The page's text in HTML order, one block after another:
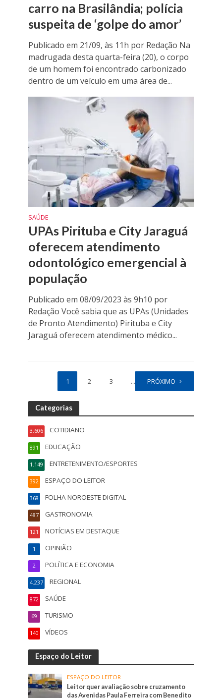
carro na Brasilândia; polícia
suspeita de ‘golpe do amor’
Publicado em 21/09, às 11h por Redação Na
madrugada desta quarta-feira (20), o corpo
de um homem foi encontrado carbonizado
dentro de um veículo em uma área de...
SAÚDE
UPAs Pirituba e City Jaraguá
oferecem atendimento
odontológico emergencial à
população
Publicado em 08/09/2023 às 9h10 por
Redação Você sabia que as UPAs (Unidades
de Pronto Atendimento) Pirituba e City
Jaraguá oferecem atendimento médico...
1 2 3 … 22
PRÓXIMO
Categorias
COTIDIANO
3.606
EDUCAÇÃO
891
ENTRETENIMENTO/ESPORTES
1.149
ESPAÇO DO LEITOR
392
FOLHA NOROESTE DIGITAL
368
GASTRONOMIA
487
NOTÍCIAS EM DESTAQUE
121
OPINIÃO
1
POLÍTICA E ECONOMIA
2
REGIONAL
4.237
SAÚDE
872
TURISMO
69
VÍDEOS
140
Espaço do Leitor
ESPAÇO DO LEITOR
Leitor quer avaliação sobre cruzamento
das Avenidas Paula Ferreira com Benedito